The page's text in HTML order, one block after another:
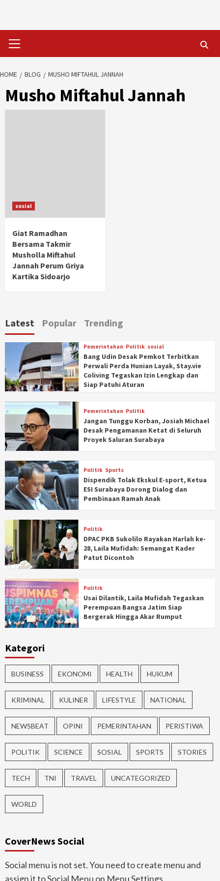
Menu
HOME BLOG MUSHO MIFTAHUL JANNAH
Musho Miftahul Jannah
sosial
Giat Ramadhan
Bersama Takmir
Musholla Miftahul
Jannah Perum Griya
Kartika Sidoarjo
Latest Popular Trending
Pemerintahan Politik sosial
Bang Udin Desak Pemkot Terbitkan
Perwali Perda Hunian Layak, Stay.vie
Coliving Tegaskan Izin Lengkap dan
Siap Patuhi Aturan
Pemerintahan Politik
Jangan Tunggu Korban, Josiah Michael
Desak Pengamanan Ketat di Seluruh
Proyek Saluran Surabaya
Politik Sports
Dispendik Tolak Ekskul E-sport, Ketua
ESI Surabaya Dorong Dialog dan
Pembinaan Ramah Anak
Politik
DPAC PKB Sukolilo Rayakan Harlah ke-
28, Laila Mufidah: Semangat Kader
Patut Dicontoh
Politik
Usai Dilantik, Laila Mufidah Tegaskan
Perempuan Bangsa Jatim Siap
Bergerak Hingga Akar Rumput
Kategori
BUSINESS EKONOMI HEALTH HUKUM
KRIMINAL KULINER LIFESTYLE NATIONAL
NEWSBEAT OPINI PEMERINTAHAN PERISTIWA
POLITIK SCIENCE SOSIAL SPORTS STORIES
TECH TNI TRAVEL UNCATEGORIZED
WORLD
CoverNews Social
Social menu is not set. You need to create menu and
assign it to Social Menu on Menu Settings.